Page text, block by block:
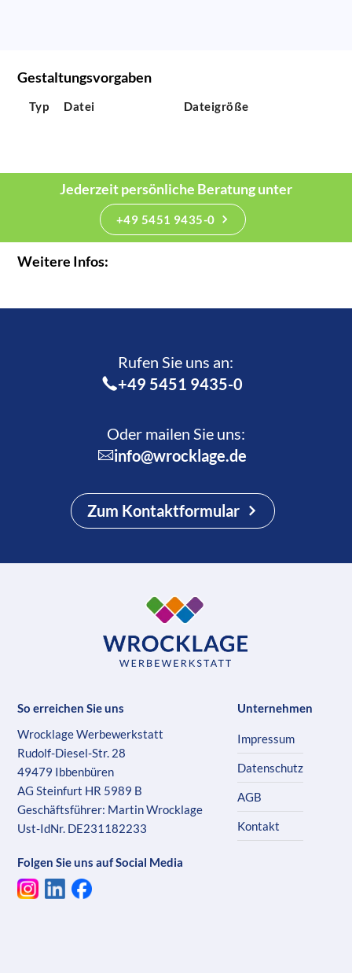
Gestaltungsvorgaben
Typ Datei Dateigröße
Jederzeit persönliche Beratung unter
+49 5451 9435-0
Weitere Infos:
Rufen Sie uns an:­
+49 5451 9435-0
Oder mailen Sie uns:
info@wrocklage.de
Zum Kontaktformular
So erreichen Sie uns
Wrocklage Werbewerkstatt
Rudolf-Diesel-Str. 28
49479 Ibbenbüren
AG Steinfurt HR 5989 B
Geschäftsführer: Martin Wrocklage
Ust-IdNr. DE231182233
Folgen Sie uns auf Social Media
Unternehmen
Impressum
Datenschutz
AGB
Kontakt